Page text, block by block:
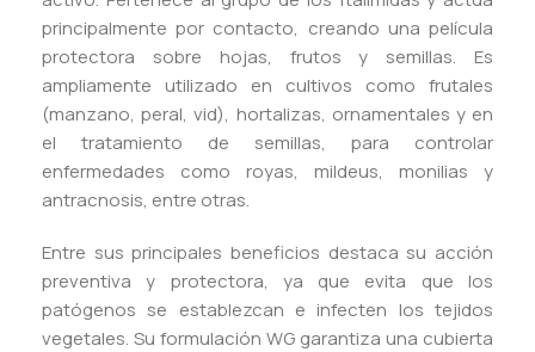
principalmente por contacto, creando una película
protectora sobre hojas, frutos y semillas. Es
ampliamente utilizado en cultivos como frutales
(manzano, peral, vid), hortalizas, ornamentales y en
el tratamiento de semillas, para controlar
enfermedades como royas, mildeus, monilias y
antracnosis, entre otras.
Entre sus principales beneficios destaca su acción
preventiva y protectora, ya que evita que los
patógenos se establezcan e infecten los tejidos
vegetales. Su formulación WG garantiza una cubierta